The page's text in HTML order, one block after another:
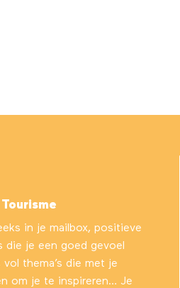
in je mailbox, positieve
die je een goed gevoel
thema’s die met je
om je te inspireren… Je